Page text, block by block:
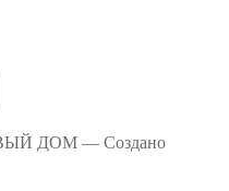
ДОМ — Создано